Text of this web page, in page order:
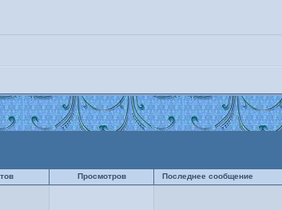
Просмотров Последнее сообщение